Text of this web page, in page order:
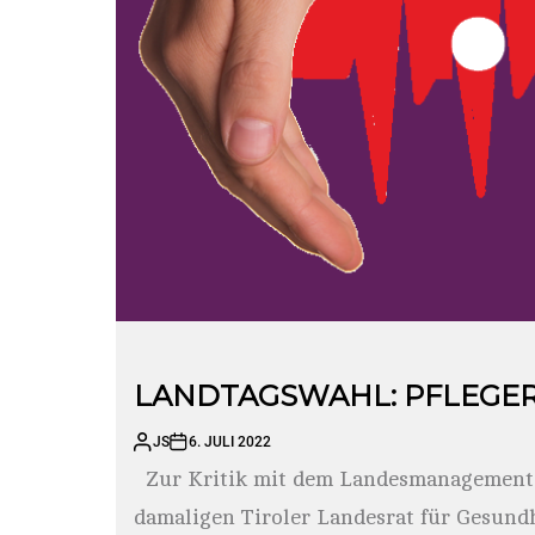
LANDTAGSWAHL:
JS 6. JULI 2022
Zur Kritik mit dem
damaligen Tiroler Landesrat für